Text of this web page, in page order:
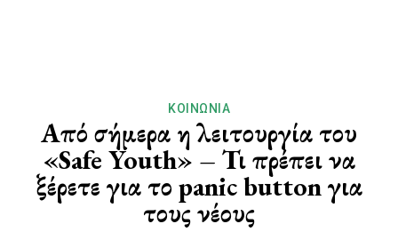
ΚΟΙΝΩΝΊΑ
Από σήμερα η λειτουργία του
«Safe Youth» – Τι πρέπει να
ξέρετε για το panic button για
τους νέους